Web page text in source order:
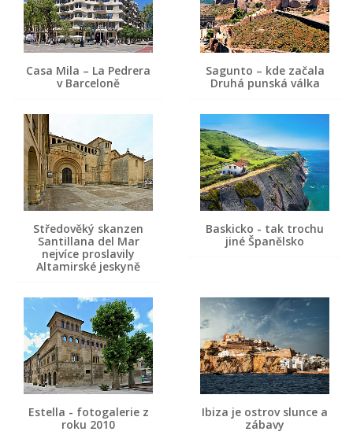
Casa Mila – La Pedrera
v Barceloně
Sagunto – kde začala
Druhá punská válka
Středověký skanzen
Santillana del Mar
nejvíce proslavily
Altamirské jeskyně
Baskicko - tak trochu
jiné Španělsko
Estella - fotogalerie z
roku 2010
Ibiza je ostrov slunce a
zábavy